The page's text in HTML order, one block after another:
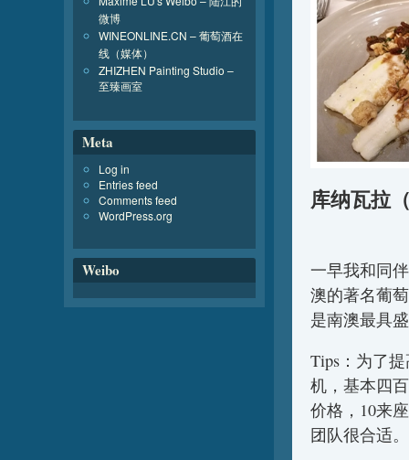
库纳瓦拉
一早我和同
澳的著名葡
是南澳最具
Tips：为了
机，基本四
价格，10来
团队很合适。
微博
WINEONLINE.CN – 葡萄酒在
线（媒体）
ZHIZHEN Painting Studio –
至臻画室
Meta
Log in
Entries feed
Comments feed
WordPress.org
Weibo